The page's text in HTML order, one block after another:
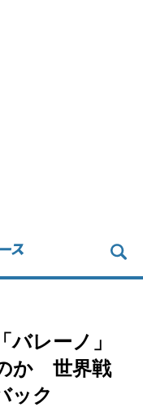
レーノ」
か 世界戦
ック